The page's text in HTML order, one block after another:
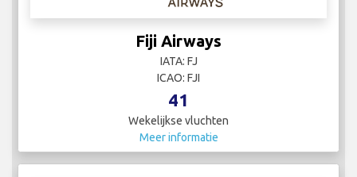
Fiji Airways
IATA: FJ
ICAO: FJI
41
Wekelijkse vluchten
Meer informatie